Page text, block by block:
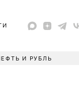
И РУБЛЬ